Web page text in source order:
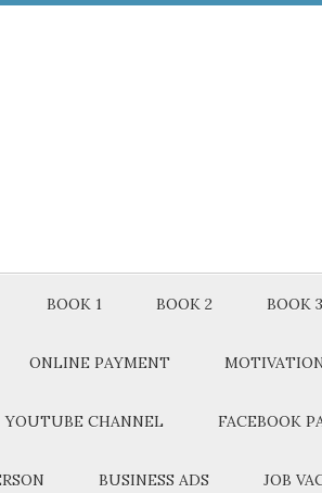
BOOK 1 BOOK 2 BOOK 3
ONLINE PAYMENT
YOUTUBE CHANNEL FACEBOOK
BUSINESS ADS JOB